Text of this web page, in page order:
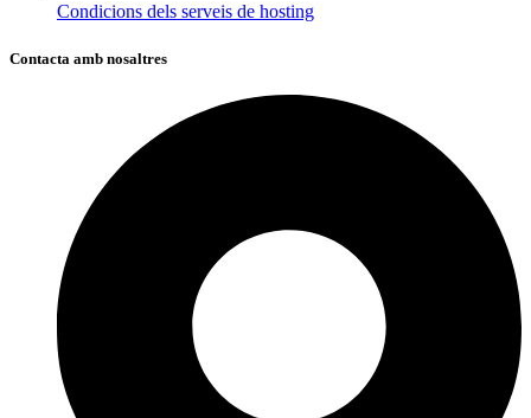
Condicions dels serveis de hosting
Contacta amb nosaltres